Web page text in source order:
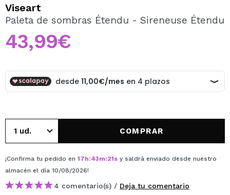
Al crear una cuenta en Maquillalia.com podrás realizar
tus compras rápidamente, revisar el estado de tus
pedidos y consultar tus operaciones anteriores.
CREAR CUENTA
Viseart
Paleta de sombras Étendu - Sireneuse Étendu
43,99€
COMPRAR
¡Confirma tu pedido en 17h:43m:21s y saldrá enviado desde nuestro
almacén el día 10/08/2026!
4 comentario(s) / Deja tu comentario